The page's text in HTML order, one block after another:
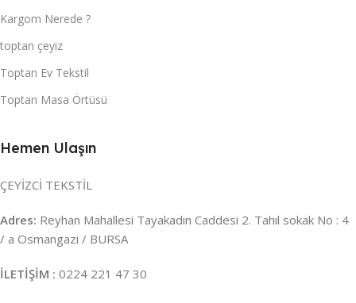
Kargom Nerede ?
toptan çeyiz
Toptan Ev Tekstil
Toptan Masa Örtüsü
Hemen Ulaşın
ÇEYİZCİ TEKSTİL
Adres: Reyhan Mahallesi Tayakadın Caddesi 2. Tahıl sokak No : 4
/ a Osmangazi / BURSA
İLETİŞİM : 0224 221 47 30